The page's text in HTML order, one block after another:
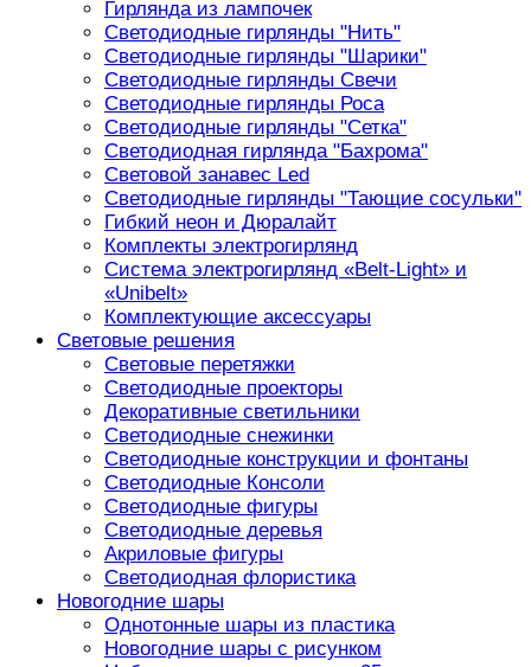
Гирлянда из лампочек
Светодиодные гирлянды "Нить"
Светодиодные гирлянды "Шарики"
Светодиодные гирлянды Свечи
Светодиодные гирлянды Роса
Светодиодные гирлянды "Сетка"
Светодиодная гирлянда "Бахрома"
Световой занавес Led
Светодиодные гирлянды "Тающие сосульки"
Гибкий неон и Дюралайт
Комплекты электрогирлянд
Система электрогирлянд «Belt-Light» и
«Unibelt»
Комплектующие аксессуары
Световые решения
Световые перетяжки
Светодиодные проекторы
Декоративные светильники
Светодиодные снежинки
Светодиодные конструкции и фонтаны
Светодиодные Консоли
Светодиодные фигуры
Светодиодные деревья
Акриловые фигуры
Светодиодная флористика
Новогодние шары
Однотонные шары из пластика
Новогодние шары с рисунком